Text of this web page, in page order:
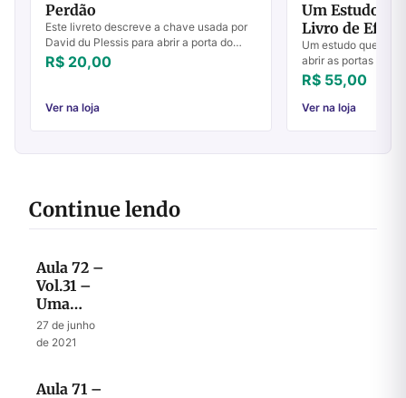
Perdão
Este livreto descreve a chave usada por
David du Plessis para abrir a porta do
poderoso avivamento da renovação
carismática. Esta chave foi o perdão que
R$ 20,00
Ver na loja
Um Estudo
Livro de
Um estudo que
abrir as portas para
melhor deste livro
carta de Paulo aos
para m...
R$ 55,00
Ver na loja
Continue lendo
Aula 72 –
Vol.31 –
Uma
visão
selada até
27 de junho
de 2021
Aula 71 –